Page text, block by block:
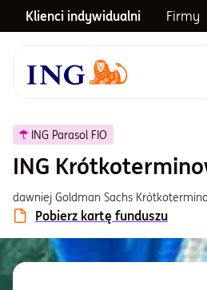
Klienci indywidualni Firmy
Menu główne
Notowania
Inwestycje
ING Parasol FIO
ING
dawniej Goldman Sachs
Pobierz kartę funduszu